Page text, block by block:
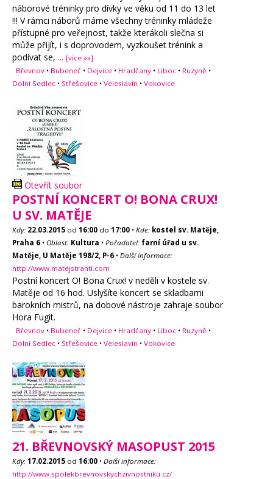
náborové tréninky pro dívky ve věku od 11 do 13 let
!!! V rámci náborů máme všechny tréninky mládeže
přístupné pro veřejnost, takže kterákoli slečna si
může přijít, i s doprovodem, vyzkoušet trénink a
podívat se, ... [více »»]
Břevnov • Bubeneč • Dejvice • Hradčany • Liboc • Ruzyně •
Dolní Sedlec • Střešovice • Veleslavín • Vokovice
Otevřít soubor
POSTNÍ KONCERT O! BONA CRUX!
U SV. MATĚJE
Kdy: 22.03.2015 od 16:00 do 17:00 • Kde: kostel sv. Matěje,
Praha 6 • Oblast: Kultura • Pořadatel: farní úřad u sv.
Matěje, U Matěje 198/2, P-6 • Další informace:
http://www.matejstranti.com
Postní koncert O! Bona Crux! v neděli v kostele sv.
Matěje od 16 hod. Uslyšíte koncert se skladbami
barokních mistrů, na dobové nástroje zahraje soubor
Hora Fugit.
Břevnov • Bubeneč • Dejvice • Hradčany • Liboc • Ruzyně •
Dolní Sedlec • Střešovice • Veleslavín • Vokovice
21. BŘEVNOVSKÝ MASOPUST 2015
Kdy: 17.02.2015 od 16:00 • Další informace:
http://www.spolekbrevnovskychzivnostniku.cz/